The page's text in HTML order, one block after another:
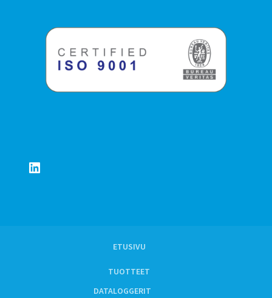
LinkedIn
ETUSIVU
TUOTTEET
DATALOGGERIT